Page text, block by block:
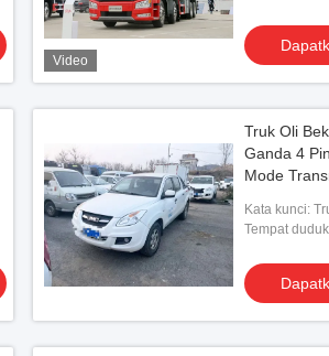
Video
Truk Oli
Ganda 4
Mode
Kata kunci:
Tempat